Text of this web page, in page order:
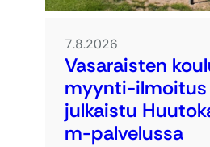
7.8.2026
Vasaraisten
myynti-ilmoitus
julkaistu
m-palvelussa